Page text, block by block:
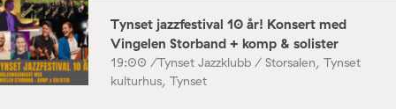
Tynset jazzfestival 10 år! Konsert med
Vingelen Storband + komp & solister
19:00 /Tynset Jazzklubb / Storsalen, Tynset
kulturhus, Tynset